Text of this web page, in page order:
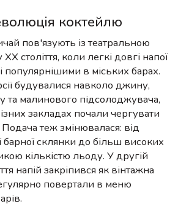
коктейлю
пов'язують із театральною
століття, коли легкі довгі напої
популярнішими в міських барах.
будувалися навколо джину,
та малинового підсолоджувача,
закладах почали чергувати
Подача теж змінювалася: від
барної склянки до більш високих
кількістю льоду. У другій
напій закріпився як вінтажна
повертали в меню